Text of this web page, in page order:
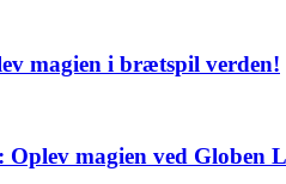
magien i brætspil verden!
Oplev magien ved Globen